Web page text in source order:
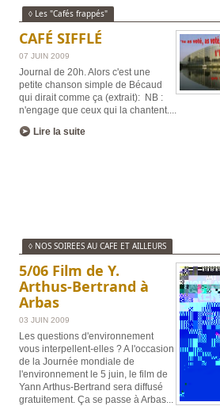
◊ Les "Cafés frappés"
CAFÉ SIFFLÉ
07 JUIN 2009
Journal de 20h. Alors c'est une
petite chanson simple de Bécaud
qui dirait comme ça (extrait): NB :
n'engage que ceux qui la chantent.
Lire la suite
◊ NOS SOIREES AU CAFE ET AILLEURS
5/06 Film de Y.
Arthus-Bertrand à
Arbas
03 JUIN 2009
Les questions d'environnement
vous interpellent-elles ? A l'occasion
de la Journée mondiale de
l'environnement le 5 juin, le film de
Yann Arthus-Bertrand sera diffusé
gratuitement. Ça se passe à Arbas